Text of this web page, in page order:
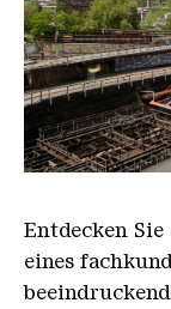
Der
Copyright:
Entdecken
eines